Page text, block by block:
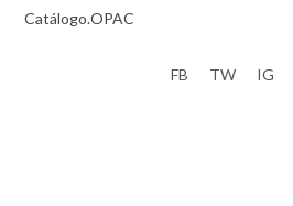
Catálogo.OPAC
FB TW IG